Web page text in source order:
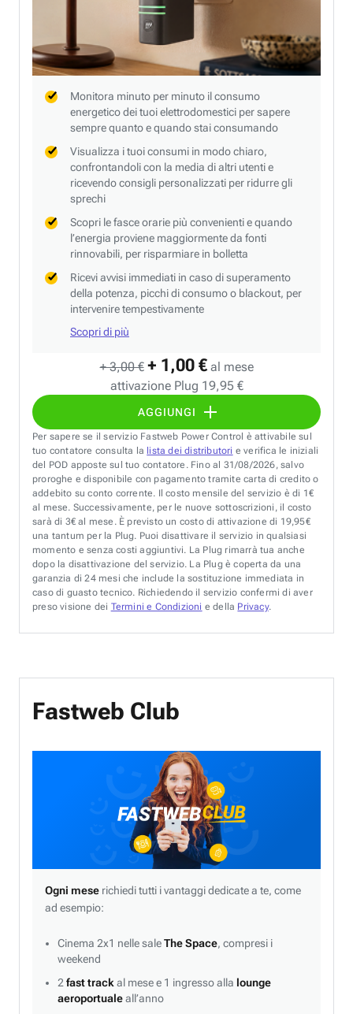
+ 3,00 € + 1,00 € al mese
attivazione Plug 19,95 €
AGGIUNGI
Monitora minuto per minuto il consumo
energetico dei tuoi elettrodomestici per sapere
sempre quanto e quando stai consumando
Visualizza i tuoi consumi in modo chiaro,
confrontandoli con la media di altri utenti e
ricevendo consigli personalizzati per ridurre gli
sprechi
Scopri le fasce orarie più convenienti e quando
l’energia proviene maggiormente da fonti
rinnovabili, per risparmiare in bolletta
Ricevi avvisi immediati in caso di superamento
della potenza, picchi di consumo o blackout, per
intervenire tempestivamente
Scopri di più
Per sapere se il servizio Fastweb Power Control è attivabile sul
tuo contatore consulta la lista dei distributori e verifica le iniziali
del POD apposte sul tuo contatore. Fino al 31/08/2026, salvo
proroghe e disponibile con pagamento tramite carta di credito o
addebito su conto corrente. Il costo mensile del servizio è di 1€
al mese. Successivamente, per le nuove sottoscrizioni, il costo
sarà di 3€ al mese. È previsto un costo di attivazione di 19,95€
una tantum per la Plug. Puoi disattivare il servizio in qualsiasi
momento e senza costi aggiuntivi. La Plug rimarrà tua anche
dopo la disattivazione del servizio. La Plug è coperta da una
garanzia di 24 mesi che include la sostituzione immediata in
caso di guasto tecnico. Richiedendo il servizio confermi di aver
preso visione dei Termini e Condizioni e della Privacy.
Fastweb Club
Ogni mese richiedi tutti i vantaggi dedicate a te, come
ad esempio:
Cinema 2x1 nelle saleThe Space, compresi i
weekend
2 fast track al mese e 1 ingresso alla lounge
aeroportualeall’anno